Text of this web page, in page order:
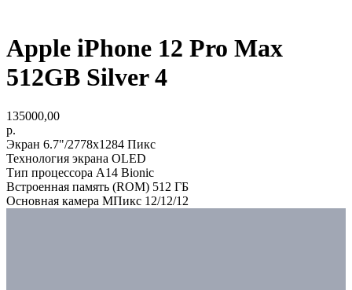
Apple iPhone 12 Pro Max
512GB Silver 4
135000,00
р.
Экран 6.7"/2778x1284 Пикс
Технология экрана OLED
Тип процессора A14 Bionic
Встроенная память (ROM) 512 ГБ
Основная камера МПикс 12/12/12